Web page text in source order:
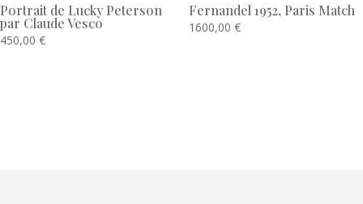
Portrait de Lucky Peterson
par Claude Vesco
450,00 €
Fernandel 1952, Paris Match
1600,00 €